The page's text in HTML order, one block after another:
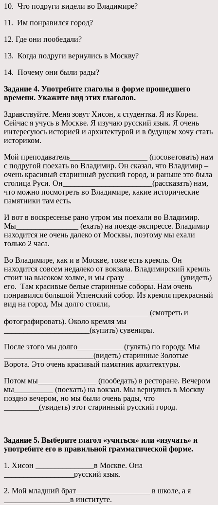
10. Что подруги видели во Владимире?
11. Им понравился город?
12. Где они пообедали?
13. Когда подруги вернулись в Москву?
14. Почему они были рады?
Задание 4. Употребите глаголы в форме прошедшего
времени. Укажите вид этих глаголов.
Здравствуйте. Меня зовут Хисон, я студентка. Я из Кореи.
Сейчас я учусь в Москве. Я изучаю русский язык. Я очень
интересуюсь историей и архитектурой и в будущем хочу стать
историком.
Мой преподаватель____________________ (посоветовать) нам
с подругой поехать во Владимир. Он сказал, что Владимир –
очень красивый старинный русский город, и раньше это была
столица Руси. Он_______________________(рассказать) нам,
что можно посмотреть во Владимире, какие исторические
памятники там есть.
И вот в воскресенье рано утром мы поехали во Владимир.
Мы________________ (ехать) на поезде-экспрессе. Владимир
находится не очень далеко от Москвы, поэтому мы ехали
только 2 часа.
Во Владимире, как и в Москве, тоже есть кремль. Он
находится совсем недалеко от вокзала. Владимирский кремль
стоит на высоком холме, и мы сразу ______________(увидеть)
его. Там красивые белые старинные соборы. Нам очень
понравился большой Успенский собор. Из кремля прекрасный
вид на город. Мы долго стояли,
_____________________________________ (смотреть и
фотографировать). Около кремля мы
______________________(купить) сувениры.
После этого мы долго____________(гулять) по городу. Мы
_______________________(видеть) старинные Золотые
Ворота. Это очень красивый памятник архитектуры.
Потом мы_______________ (пообедать) в ресторане. Вечером
мы__________ (поехать) на вокзал. Мы вернулись в Москву
поздно вечером, но мы были очень рады, что
_________(увидеть) этот старинный русский город.
Задание 5. Выберите глагол «учиться» или «изучать» и
употребите его в правильной грамматической форме.
1. Хисон _______________в Москве. Она
__________________русский язык.
2. Мой младший брат___________________ в школе, а я
_________________в институте.